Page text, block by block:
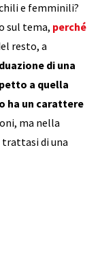
e femminili?
sul tema, perché
resto, a
di una
a quella
ha un carattere
ma nella
di una